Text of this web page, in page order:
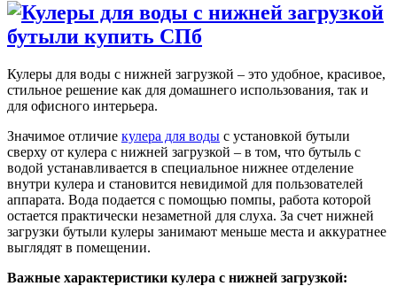
Кулеры для воды с нижней загрузкой – это удобное, красивое,
стильное решение как для домашнего использования, так и
для офисного интерьера.
Значимое отличие кулера для воды с установкой бутыли
сверху от кулера с нижней загрузкой – в том, что бутыль с
водой устанавливается в специальное нижнее отделение
внутри кулера и становится невидимой для пользователей
аппарата. Вода подается с помощью помпы, работа которой
остается практически незаметной для слуха. За счет нижней
загрузки бутыли кулеры занимают меньше места и аккуратнее
выглядят в помещении.
Важные характеристики кулера с нижней загрузкой: